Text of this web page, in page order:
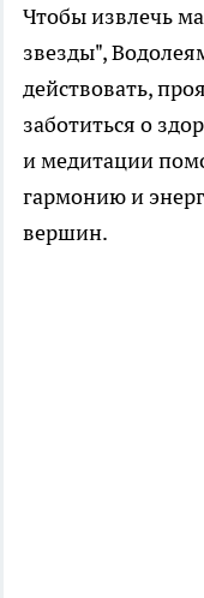
Чтобы извлечь
звезды",
действовать,
заботиться о
и медитации
гармонию и
вершин.